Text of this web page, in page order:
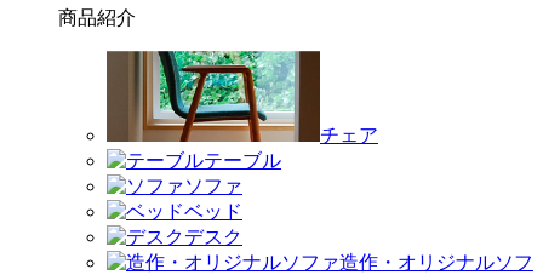
商品紹介
チェア
テーブル
ソファ
ベッド
デスク
造作・オリジナルソフ